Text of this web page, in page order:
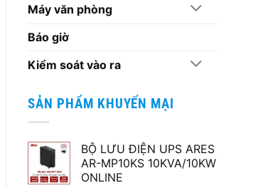
Máy văn phòng
Báo giờ
Kiểm soát vào ra
SẢN PHẨM KHUYẾN MẠI
BỘ LƯU ĐIỆN UPS ARES
AR-MP10KS 10KVA/10KW
ONLINE